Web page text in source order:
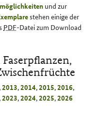
und zur
stehen einige der
PDF-Datei zum Download
,2013,2014,2015,2016,
,2023,2024,2025,2026